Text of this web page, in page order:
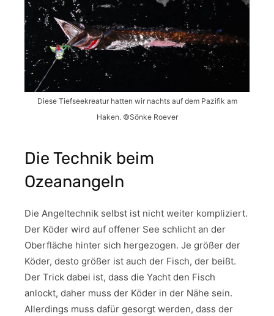
Diese Tiefseekreatur hatten wir nachts auf dem Pazifik am
Haken. ©Sönke Roever
Die Technik beim
Ozeanangeln
Die Angeltechnik selbst ist nicht weiter kompliziert.
Der Köder wird auf offener See schlicht an der
Oberfläche hinter sich hergezogen. Je größer der
Köder, desto größer ist auch der Fisch, der beißt.
Der Trick dabei ist, dass die Yacht den Fisch
anlockt, daher muss der Köder in der Nähe sein.
Allerdings muss dafür gesorgt werden, dass der